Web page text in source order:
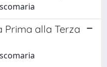
Prima alla Terza